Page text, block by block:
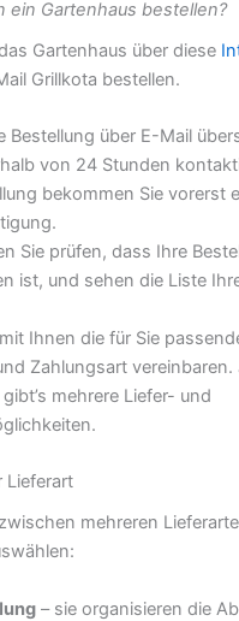
ein Gartenhaus bestellen?
Gartenhaus über diese
Grillkota bestellen.
Bestellung über E-Mail
von 24 Stunden
bekommen Sie vorerst
Sie prüfen, dass Ihre
ist, und sehen die Liste
Ihnen die für Sie
Zahlungsart
mehrere Liefer- und
Lieferart
mehreren
– sie organisieren die